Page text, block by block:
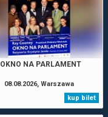
OKNO NA PARLAMENT
08.08.2026, Warszawa
kup bilet